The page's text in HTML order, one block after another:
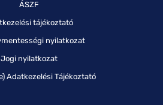
ÁSZF
tájékoztató
nyilatkozat
Jogi nyilatkozat
Adatkezelési Tájékoztató